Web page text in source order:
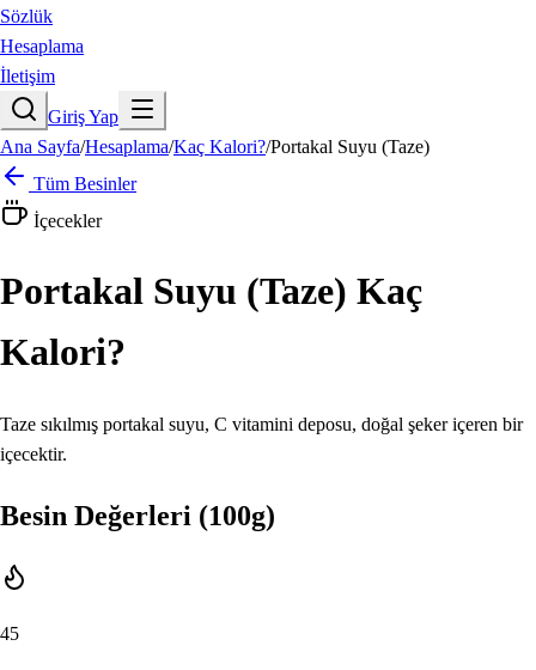
Sözlük
Hesaplama
İletişim
Giriş Yap
Ana Sayfa/Hesaplama/Kaç Kalori?/Portakal Suyu (Taze)
Tüm Besinler
İçecekler
Portakal Suyu (Taze) Kaç
Kalori?
Taze sıkılmış portakal suyu, C vitamini deposu, doğal şeker içeren bir
içecektir.
Besin Değerleri (100g)
45